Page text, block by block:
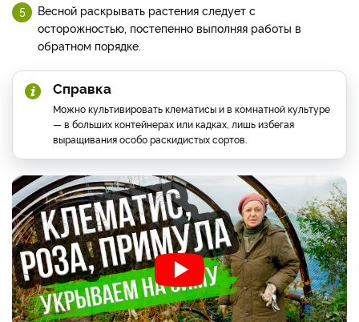
Весной раскрывать растения следует с
осторожностью, постепенно выполняя работы в
обратном порядке.
Справка
Можно культивировать клематисы и в комнатной культуре
— в больших контейнерах или кадках, лишь избегая
выращивания особо раскидистых сортов.